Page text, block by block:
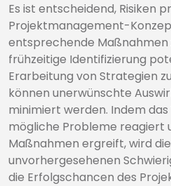
Es ist entscheidend, Risiken
Projektmanagement-
entsprechende Maßnahmen
frühzeitige Identifizierung
Erarbeitung von Strategien
können unerwünschte
minimiert werden. Indem
mögliche Probleme reagiert
Maßnahmen ergreift, wird
unvorhergesehenen
die Erfolgschancen des